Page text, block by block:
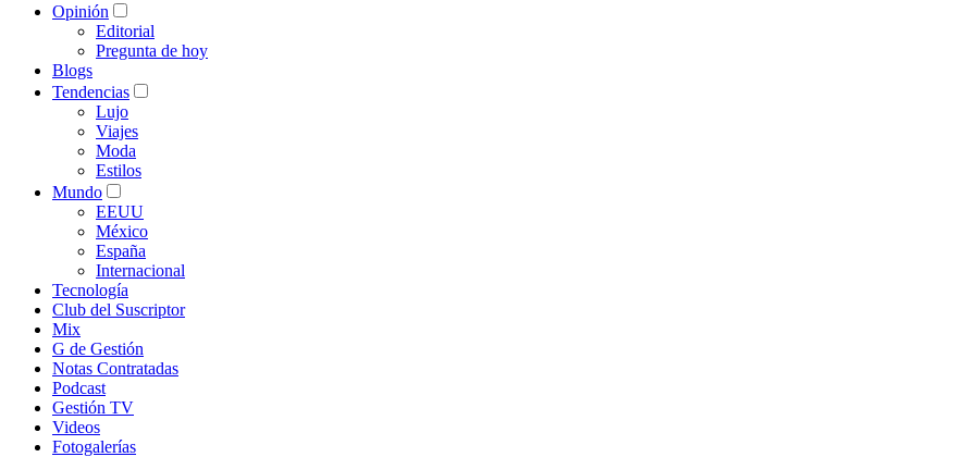
Opinión
Editorial
Pregunta de hoy
Blogs
Tendencias
Lujo
Viajes
Moda
Estilos
Mundo
EEUU
México
España
Internacional
Tecnología
Club del Suscriptor
Mix
G de Gestión
Notas Contratadas
Podcast
Gestión TV
Videos
Fotogalerías